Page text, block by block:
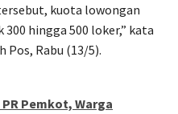
kuota lowongan
300 hingga 500 loker,” kata
Pos, Rabu (13/5).
PR Pemkot, Warga